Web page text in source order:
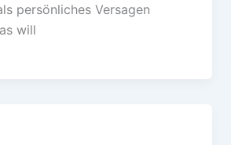
persönliches Versagen
will